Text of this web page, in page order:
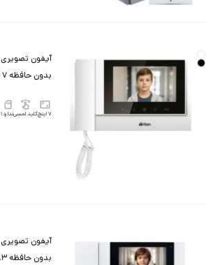
بدون حافظه 7 اینچی
7 اینچ کلید لمسیندارد1 ورودی
بدون حافظه 4.3 اینچی